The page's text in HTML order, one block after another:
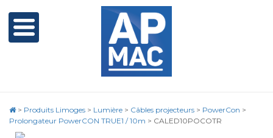
> Produits Limoges > Lumière > Câbles projecteurs > PowerCon >
Prolongateur PowerCON TRUE1 / 10m > CALED10POCOTR